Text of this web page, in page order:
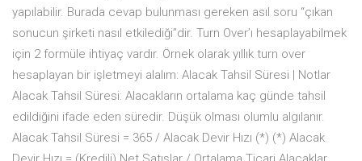
yapılabilir. Burada cevap bulunması gereken asıl soru “çıkan
sonucun şirketi nasıl etkilediği”dir. Turn Over’ı hesaplayabilmek
için 2 formüle ihtiyaç vardır. Örnek olarak yıllık turn over
hesaplayan bir işletmeyi alalım: Alacak Tahsil Süresi | Notlar
Alacak Tahsil Süresi: Alacakların ortalama kaç günde tahsil
edildiğini ifade eden süredir. Düşük olması olumlu algılanır.
Alacak Tahsil Süresi = 365 / Alacak Devir Hızı (*) (*) Alacak